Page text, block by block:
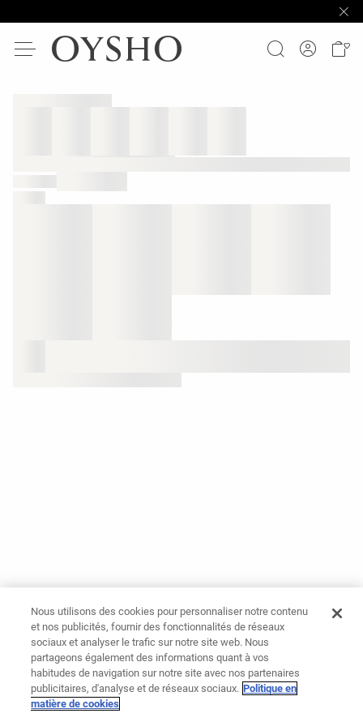
Nous utilisons des cookies pour personnaliser notre contenu
et nos publicités, fournir des fonctionnalités de réseaux
sociaux et analyser le trafic sur notre site web. Nous
partageons également des informations quant à vos
habitudes de navigation sur notre site avec nos partenaires
publicitaires, d'analyse et de réseaux sociaux. Politique en
matière de cookies